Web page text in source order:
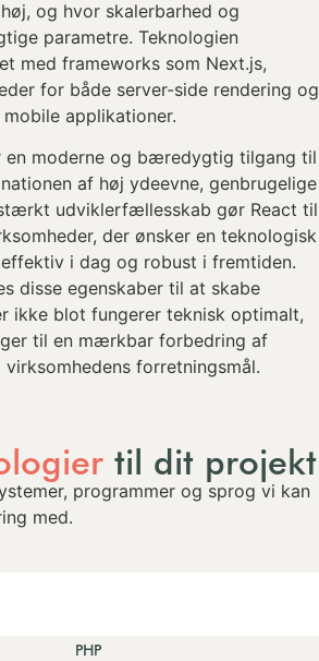
og hvor skalerbarhed og
parametre. Teknologien
med frameworks som Next.js,
for både server-side rendering og
applikationer.
en moderne og bæredygtig tilgang til
af høj ydeevne, genbrugelige
udviklerfællesskab gør React til
der ønsker en teknologisk
i dag og robust i fremtiden.
disse egenskaber til at skabe
ikke blot fungerer teknisk optimalt,
til en mærkbar forbedring af
forretningsmål.
til dit projekt
programmer og sprog vi kan
med.
PHP